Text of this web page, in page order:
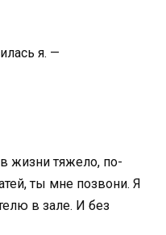
я. —
жизни тяжело, по-
ты мне позвони. Я
в зале. И без